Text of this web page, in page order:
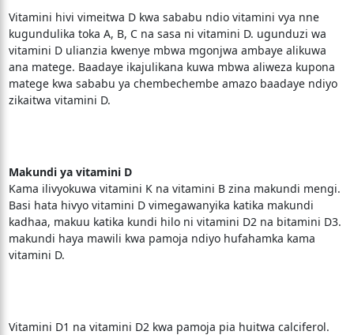
Vitamini hivi vimeitwa D kwa sababu ndio vitamini vya nne
kugundulika toka A, B, C na sasa ni vitamini D. ugunduzi wa
vitamini D ulianzia kwenye mbwa mgonjwa ambaye alikuwa
ana matege. Baadaye ikajulikana kuwa mbwa aliweza kupona
matege kwa sababu ya chembechembe amazo baadaye ndiyo
zikaitwa vitamini D.
Makundi ya vitamini D
Kama ilivyokuwa vitamini K na vitamini B zina makundi mengi.
Basi hata hivyo vitamini D vimegawanyika katika makundi
kadhaa, makuu katika kundi hilo ni vitamini D2 na bitamini D3.
makundi haya mawili kwa pamoja ndiyo hufahamka kama
vitamini D.
Vitamini D1 na vitamini D2 kwa pamoja pia huitwa calciferol.